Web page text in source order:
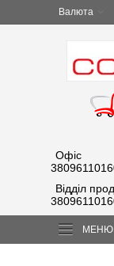
Валюта
Офіс
Відділ
МЕНЮ